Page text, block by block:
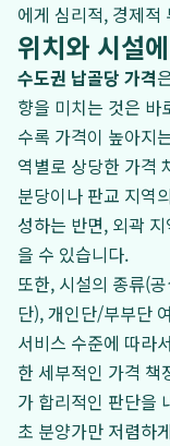
에게 심리적, 경제적
위치와 시설
수도권 납골당 가격
향을 미치는 것은 바
수록 가격이 높아지
역별로 상당한 가격
분당이나 판교 지역
성하는 반면, 외곽
을 수 있습니다.
또한, 시설의 종류(
단), 개인단/부부단
서비스 수준에 따라
한 세부적인 가격 책
가 합리적인 판단을
초 분양가만 저렴하